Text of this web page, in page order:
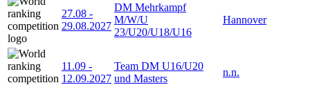
27.08 -
29.08.2027
DM Mehrkampf
M/W/U
23/U20/U18/U16
Hannover
11.09 -
12.09.2027
Team DM U16/U20
und Masters
n.n.